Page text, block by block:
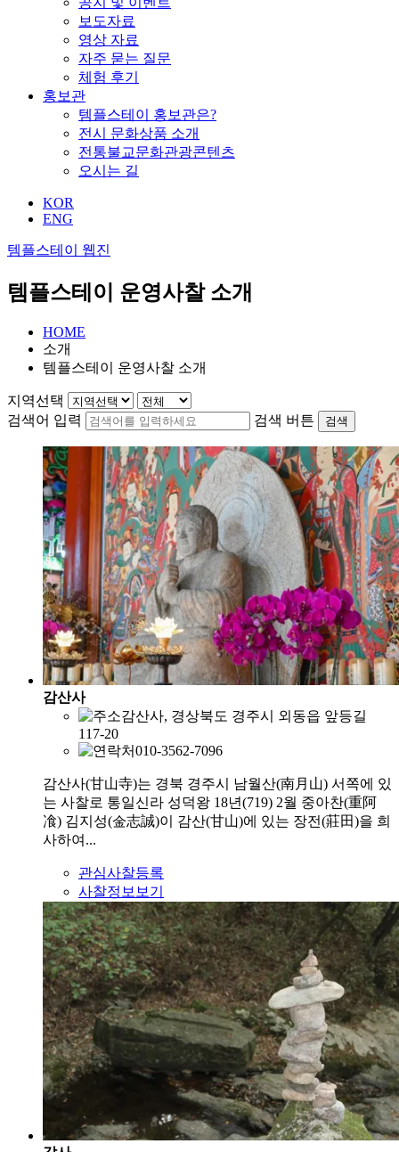
보도자료
영상 자료
자주 묻는 질문
체험 후기
홍보관
템플스테이 홍보관은?
전시 문화상품 소개
전통불교문화관광콘텐츠
오시는 길
KOR
ENG
템플스테이 웹진
템플스테이 운영사찰 소개
HOME
소개
템플스테이 운영사찰 소개
지역선택
검색어 입력
검색 버튼 검색
감산사
감산사, 경상북도 경주시 외동읍 앞등길
117-20
010-3562-7096
감산사(甘山寺)는 경북 경주시 남월산(南月山) 서쪽에 있
는 사찰로 통일신라 성덕왕 18년(719) 2월 중아찬(重阿
飡) 김지성(金志誠)이 감산(甘山)에 있는 장전(莊田)을 희
사하여...
관심사찰등록
사찰정보보기